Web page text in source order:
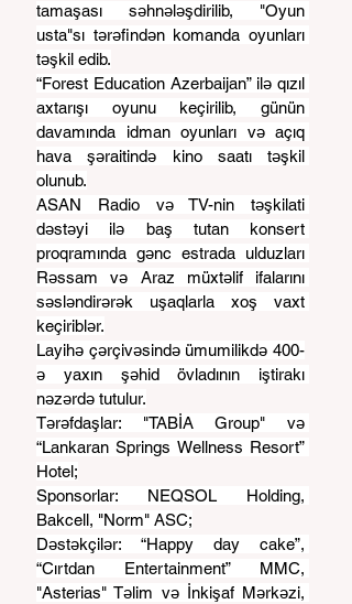
tamaşası səhnələşdirilib, "Oyun
usta"sı tərəfindən komanda oyunları
təşkil edib.
“Forest Education Azerbaijan” ilə qızıl
axtarışı oyunu keçirilib, günün
davamında idman oyunları və açıq
hava şəraitində kino saatı təşkil
olunub.
ASAN Radio və TV-nin təşkilati
dəstəyi ilə baş tutan konsert
proqramında gənc estrada ulduzları
Rəssam və Araz müxtəlif ifalarını
səsləndirərək uşaqlarla xoş vaxt
keçiriblər.
Layihə çərçivəsində ümumilikdə 400-
ə yaxın şəhid övladının iştirakı
nəzərdə tutulur.
Tərəfdaşlar: "TABİA Group" və
“Lankaran Springs Wellness Resort”
Hotel;
Sponsorlar: NEQSOL Holding,
Bakcell, "Norm" ASC;
Dəstəkçilər: “Happy day cake”,
“Cırtdan Entertainment” MMC,
"Asterias" Təlim və İnkişaf Mərkəzi,